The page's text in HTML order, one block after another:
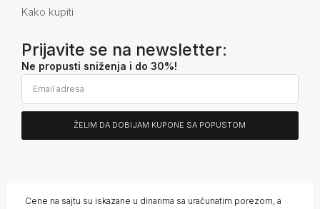
Kako kupiti
Prijavite se na newsletter:
Ne propusti sniženja i do 30%!
ŽELIM DA DOBIJAM KUPONE SA POPUSTOM
Cene na sajtu su iskazane u dinarima sa uračunatim porezom, a